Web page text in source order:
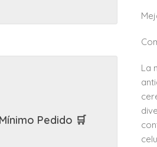
La
Pedido 🛒